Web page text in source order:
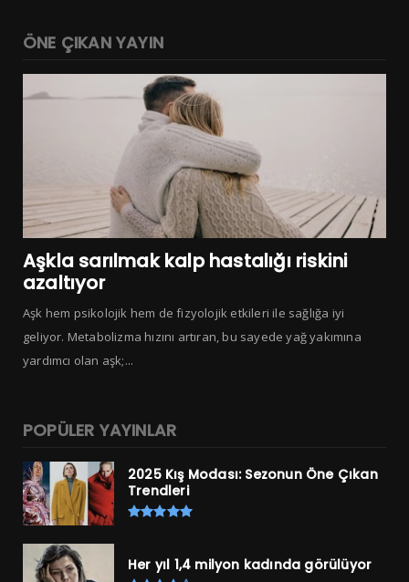
ÖNE ÇIKAN YAYIN
Aşkla sarılmak kalp hastalığı riskini
azaltıyor
Aşk hem psikolojik hem de fizyolojik etkileri ile sağlığa iyi
geliyor. Metabolizma hızını artıran, bu sayede yağ yakımına
yardımcı olan aşk;...
POPÜLER YAYINLAR
2025 Kış Modası: Sezonun Öne Çıkan
Trendleri
Her yıl 1,4 milyon kadında görülüyor